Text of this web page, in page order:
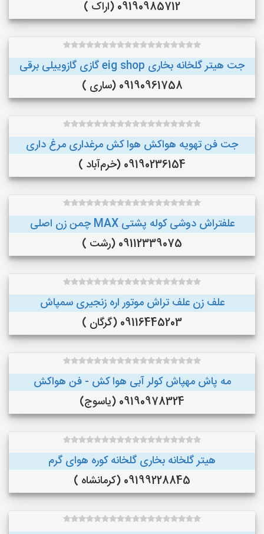
09190985712 (اراک )
جت هیتر گلخانه بخاری eig shop گازی گازوییلی برقی
09190961758 (ساری )
جت فن تهویه هواکش هوا کش مرغداری مرغ داری
09190236154 (خرم‌آباد )
علفتراش دوشی کوله پشتی MAX چمن زن اصلی
09112339075 (رشت )
علف زن علف تراش موتور اره زنجیری سمپاش
09116445203 (گرگان )
مه پاش مهپاش کولر آبی هوا کش - فن هواکش
09190978324 (یاسوج)
هیتر گلخانه بخاری گلخانه کوره هوای گرم
09199228845 (کرمانشاه )